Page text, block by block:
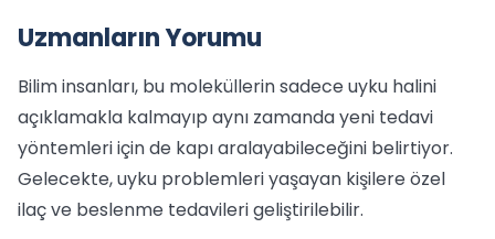
Uzmanların Yorumu
Bilim insanları, bu moleküllerin sadece uyku halini
açıklamakla kalmayıp aynı zamanda yeni tedavi
yöntemleri için de kapı aralayabileceğini belirtiyor.
Gelecekte, uyku problemleri yaşayan kişilere özel
ilaç ve beslenme tedavileri geliştirilebilir.